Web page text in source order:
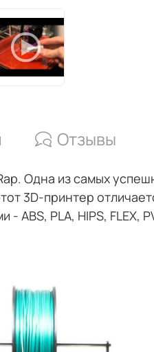
Отзывы
Одна из самых
3D-принтер
PLA, HIPS, FLEX,